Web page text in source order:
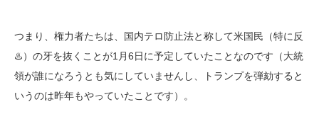
つまり、権力者たちは、国内テロ防止法と称して米国民（特に反
♨️）の牙を抜くことが1月6日に予定していたことなのです（大統
領が誰になろうとも気にしていませんし、トランプを弾劾すると
いうのは昨年もやっていたことです）。